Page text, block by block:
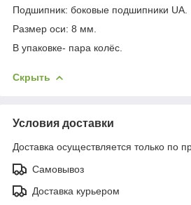
Подшипник: боковые подшипники UA.
Размер оси: 8 мм.
В упаковке- пара колёс.
Скрыть
Условия доставки
Доставка осуществляется только по
Самовывоз
Доставка курьером